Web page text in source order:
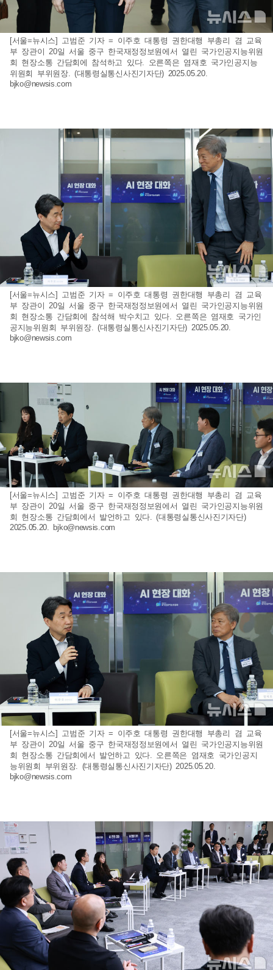
[서울=뉴시스] 고범준 기자 = 이주호 대통령 권한대행 부총리 겸 교육
부 장관이 20일 서울 중구 한국재정정보원에서 열린 국가인공지능위원
회 현장소통 간담회에 참석하고 있다. 오른쪽은 염재호 국가인공지능
위원회 부위원장. (대통령실통신사진기자단) 2025.05.20.
bjko@newsis.com
[서울=뉴시스] 고범준 기자 = 이주호 대통령 권한대행 부총리 겸 교육
부 장관이 20일 서울 중구 한국재정정보원에서 열린 국가인공지능위원
회 현장소통 간담회에 참석해 박수치고 있다. 오른쪽은 염재호 국가인
공지능위원회 부위원장. (대통령실통신사진기자단) 2025.05.20.
bjko@newsis.com
[서울=뉴시스] 고범준 기자 = 이주호 대통령 권한대행 부총리 겸 교육
부 장관이 20일 서울 중구 한국재정정보원에서 열린 국가인공지능위원
회 현장소통 간담회에서 발언하고 있다. (대통령실통신사진기자단)
2025.05.20. bjko@newsis.com
[서울=뉴시스] 고범준 기자 = 이주호 대통령 권한대행 부총리 겸 교육
부 장관이 20일 서울 중구 한국재정정보원에서 열린 국가인공지능위원
회 현장소통 간담회에서 발언하고 있다. 오른쪽은 염재호 국가인공지
능위원회 부위원장. (대통령실통신사진기자단) 2025.05.20.
bjko@newsis.com